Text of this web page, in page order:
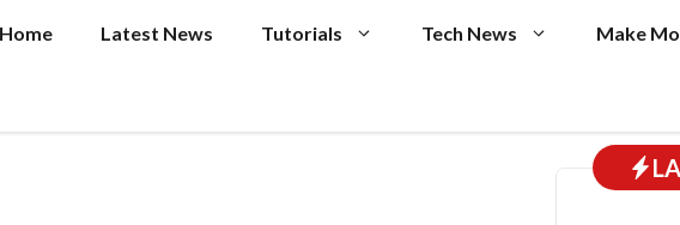
Home Latest News Tutorials Tech News Make